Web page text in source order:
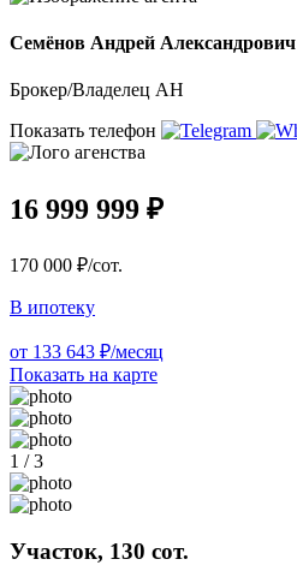
Семёнов Андрей Александрович
Брокер/Владелец АН
Показать телефон
16 999 999 ₽
170 000 ₽/сот.
В ипотеку
от 133 643 ₽/месяц
Показать на карте
1 / 3
Участок, 130 сот.